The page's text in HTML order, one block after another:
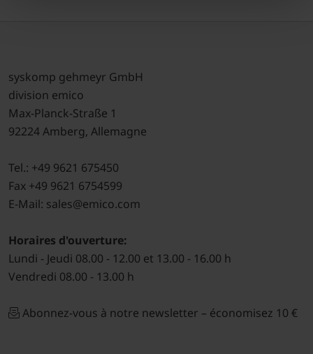
syskomp gehmeyr GmbH
division emico
Max-Planck-Straße 1
92224 Amberg, Allemagne
Tel.: +49 9621 675450
Fax +49 9621 6754599
E-Mail: sales@emico.com
Horaires d'ouverture:
Lundi - Jeudi 08.00 - 12.00 et 13.00 - 16.00 h
Vendredi 08.00 - 13.00 h
Abonnez-vous à notre newsletter – économisez 10 €